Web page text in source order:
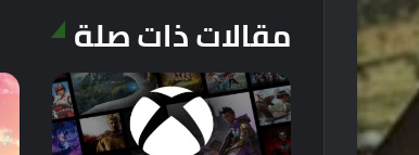
مقالات ذات صلة